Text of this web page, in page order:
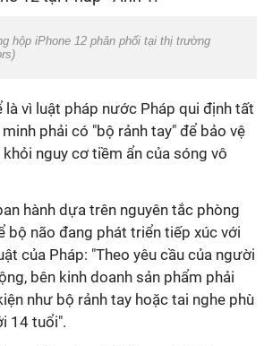
hộp iPhone 12 phân phối tại thị trường
là vì luật pháp nước Pháp qui định tất
phải có "bộ rảnh tay" để bảo vệ
nguy cơ tiềm ẩn của sóng vô
hành dựa trên nguyên tắc phòng
bộ não đang phát triển tiếp xúc với
của Pháp: "Theo yêu cầu của người
bên kinh doanh sản phẩm phải
như bộ rảnh tay hoặc tai nghe phù
14 tuổi".